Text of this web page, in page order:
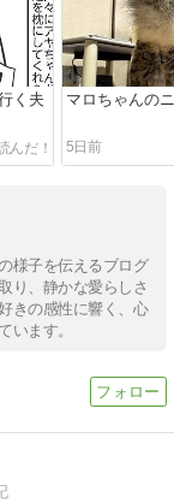
く夫 マロちゃんの
5日前
様子を伝えるブログ
り、静かな愛らしさ
きの感性に響く、心
います。